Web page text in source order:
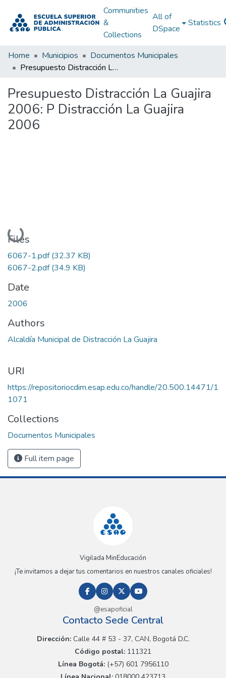
Communities
&
Collections
All of
DSpace
Statistics
Home Municipios
Documentos Municipales
Presupuesto Distracción La Guajira 2006: P Distracción La Guajira 2006
Presupuesto Distracción La Guajira
2006: P Distracción La Guajira
2006
Loading...
Files
6067-1.pdf(32.37 KB)
6067-2.pdf(34.9 KB)
Date
2006
Authors
Alcaldía Municipal de Distracción La Guajira
URI
https://repositoriocdim.esap.edu.co/handle/20.500.14471/1
1071
Collections
Documentos Municipales
Full item page
Vigilada MinEducación
¡Te invitamos a dejar tus comentarios en nuestros canales oficiales!
@esapoficial
Contacto Sede Central
Dirección:Calle 44 # 53 - 37, CAN, Bogotá D.C.
Código postal: 111321
Línea Bogotá:(+57) 601 7956110